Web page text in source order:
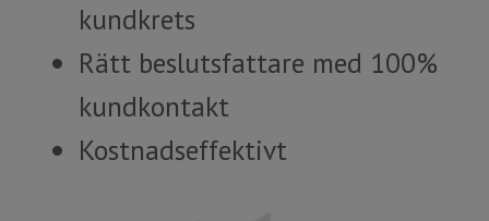
kundkrets
Rätt beslutsfattare med 100%
kundkontakt
Kostnadseffektivt